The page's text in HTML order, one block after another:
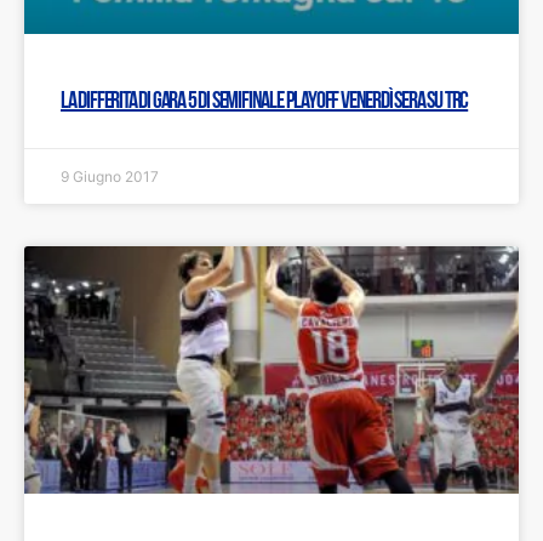
La differita di gara 5 di semifinale Playoff venerdì sera su TRC
9 Giugno 2017